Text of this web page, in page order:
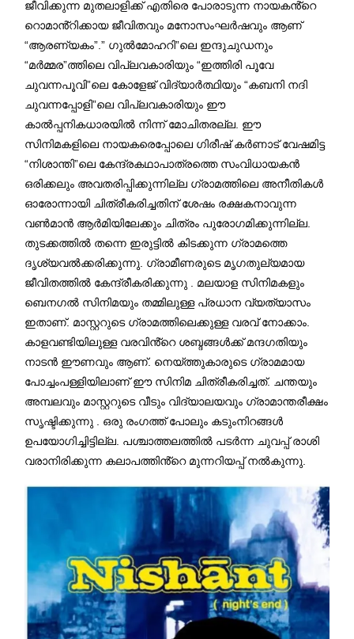
ജീവിക്കുന്ന മുതലാളിക്ക് എതിരെ പോരാടുന്ന നായകൻ്റെ
റൊമാൻ്റിക്കായ ജീവിതവും മനോസംഘർഷവും ആണ്
“ആരണ്യകം”.” ഗുൽമോഹറി”ലെ ഇന്ദുചുഡനും
“മർമ്മര”ത്തിലെ വിപ്ലവകാരിയും “ഇത്തിരി പൂവേ
ചുവന്നപൂവി”ലെ കോളേജ് വിദ്യാർത്ഥിയും “കബനി നദി
ചുവന്നപ്പോളി”ലെ വിപ്ലവകാരിയും ഈ
കാൽപ്പനികധാരയിൽ നിന്ന് മോചിതരല്ല. ഈ
സിനിമകളിലെ നായകരെപ്പോലെ ഗിരീഷ് കർണാട് വേഷമിട്ട
“നിശാന്തി”ലെ കേന്ദ്രകഥാപാത്രത്തെ സംവിധായകൻ
ഒരിക്കലും അവതരിപ്പിക്കുന്നില്ല ഗ്രാമത്തിലെ അനീതികൾ
ഓരോന്നായി ചിത്രീകരിച്ചതിന് ശേഷം രക്ഷകനാവുന്ന
വൺമാൻ ആർമിയിലേക്കും ചിത്രം പുരോഗമിക്കുന്നില്ല.
തുടക്കത്തിൽ തന്നെ ഇരുട്ടിൽ കിടക്കുന്ന ഗ്രാമത്തെ
ദൃശ്യവൽക്കരിക്കുന്നു. ഗ്രാമീണരുടെ മൃഗതുല്യമായ
ജീവിതത്തിൽ കേന്ദ്രീകരിക്കുന്നു . മലയാള സിനിമകളും
ബെനഗൽ സിനിമയും തമ്മിലുള്ള പ്രധാന വ്യത്യാസം
ഇതാണ്. മാസ്റ്ററുടെ ഗ്രാമത്തിലെക്കുള്ള വരവ് നോക്കാം.
കാളവണ്ടിയിലുള്ള വരവിൻ്റെ ശബ്ദങ്ങൾക്ക് മന്ദഗതിയും
നാടൻ ഈണവും ആണ്. നെയ്ത്തുകാരുടെ ഗ്രാമമായ
പോച്ചംപള്ളിയിലാണ് ഈ സിനിമ ചിത്രീകരിച്ചത്. ചന്തയും
അമ്പലവും മാസ്റ്ററുടെ വീടും വിദ്യാലയവും ഗ്രാമാന്തരീക്ഷം
സൃഷ്ടിക്കുന്നു . ഒരു രംഗത്ത് പോലും കടുംനിറങ്ങൾ
ഉപയോഗിച്ചിട്ടില്ല. പശ്ചാത്തലത്തിൽ പടർന്ന ചുവപ്പ് രാശി
വരാനിരിക്കുന്ന കലാപത്തിൻ്റെ മുന്നറിയപ്പ് നൽകുന്നു.